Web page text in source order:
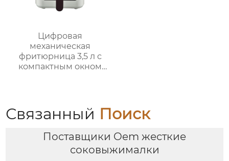
Цифровая
механическая
фритюрница 3,5 л с
компактным окном
Связанный Поиск
Поставщики Oem жесткие
соковыжималки